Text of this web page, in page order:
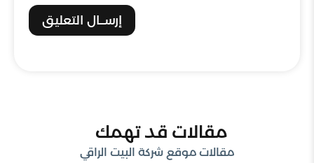
إرســال التعليق
مقالات قد تهمك
مقالات موقع شركة البيت الراقي